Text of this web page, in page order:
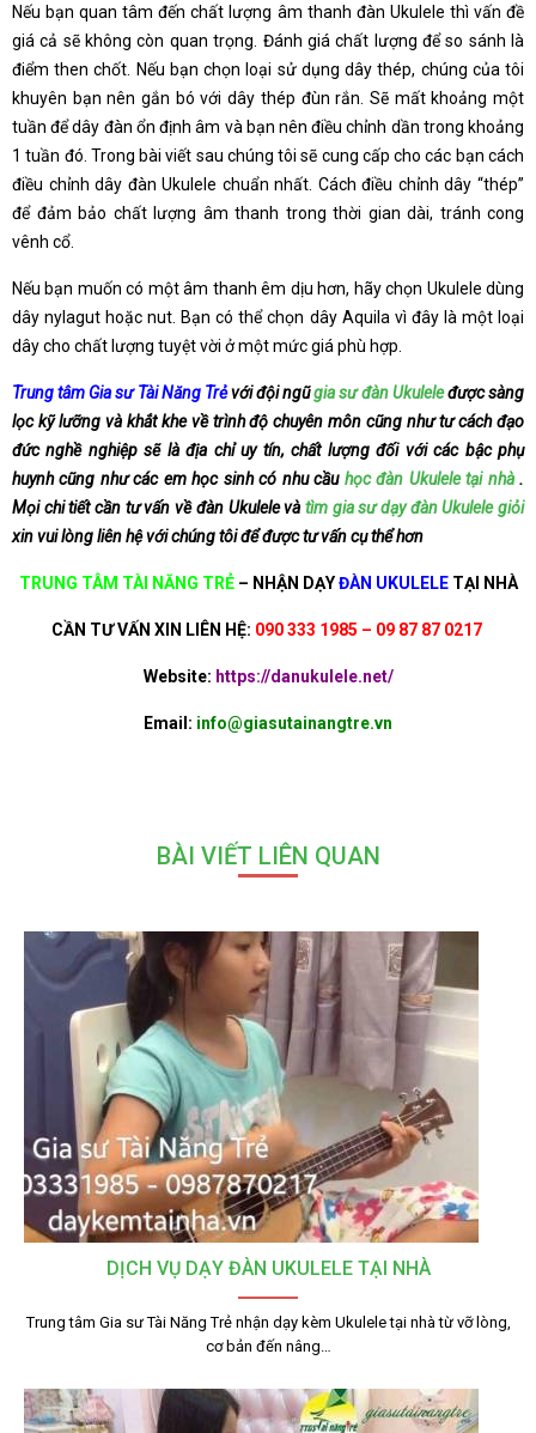
Nếu bạn quan tâm đến chất lượng âm thanh đàn Ukulele thì vấn đề
giá cả sẽ không còn quan trọng. Đánh giá chất lượng để so sánh là
điểm then chốt. Nếu bạn chọn loại sử dụng dây thép, chúng của tôi
khuyên bạn nên gắn bó với dây thép đùn rắn. Sẽ mất khoảng một
tuần để dây đàn ổn định âm và bạn nên điều chỉnh dần trong khoảng
1 tuần đó. Trong bài viết sau chúng tôi sẽ cung cấp cho các bạn cách
điều chỉnh dây đàn Ukulele chuẩn nhất. Cách điều chỉnh dây “thép”
để đảm bảo chất lượng âm thanh trong thời gian dài, tránh cong
vênh cổ.
Nếu bạn muốn có một âm thanh êm dịu hơn, hãy chọn Ukulele dùng
dây nylagut hoặc nut. Bạn có thể chọn dây Aquila vì đây là một loại
dây cho chất lượng tuyệt vời ở một mức giá phù hợp.
Trung tâm Gia sư Tài Năng Trẻvới đội ngũgia sư đàn Ukuleleđược sàng
lọc kỹ lưỡng và khắt khe về trình độ chuyên môn cũng như tư cách đạo
đức nghề nghiệp sẽ là địa chỉ uy tín, chất lượng đối với các bậc phụ
huynh cũng như các em học sinh có nhu cầu học đàn Ukulele tại nhà.
Mọi chi tiết cần tư vấn về đàn Ukulele và tìm gia sư dạy đàn Ukulele giỏi
xin vui lòng liên hệ với chúng tôi để được tư vấn cụ thể hơn
TRUNG TÂM TÀI NĂNG TRẺ– NHẬN DẠYĐÀN UKULELETẠI NHÀ
CẦN TƯ VẤN XIN LIÊN HỆ: 090 333 1985 – 09 87 87 0217
Website: https://danukulele.net/
Email: info@giasutainangtre.vn
BÀI VIẾT LIÊN QUAN
DỊCH VỤ DẠY ĐÀN UKULELE TẠI NHÀ
Trung tâm Gia sư Tài Năng Trẻ nhận dạy kèm Ukulele tại nhà từ vỡ lòng,
cơ bản đến nâng…